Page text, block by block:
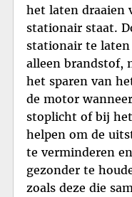
het laten draaien
stationair staat.
stationair te laten
alleen brandstof,
het sparen van
de motor
stoplicht of bij
helpen om de
te verminderen
gezonder te
zoals deze die